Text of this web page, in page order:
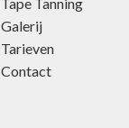
Galerij
Tarieven
Contact